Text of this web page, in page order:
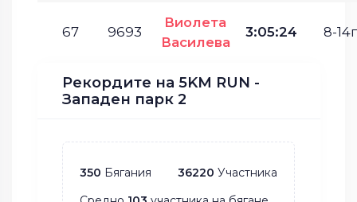
67 9693
Виолета
Василева
3:05:24 8-
Рекордите на 5KM RUN -
Западен парк 2
350 Бягания 36220 Участника